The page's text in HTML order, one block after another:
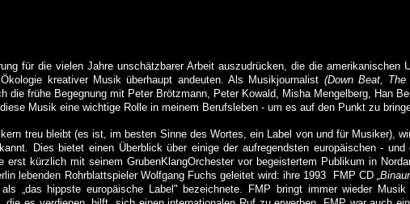
für die vielen Jahre unschätzbarer Arbeit auszudrücken, die die amerikanischen
kreativer Musik überhaupt andeuten. Als Musikjournalist (Down Beat, The
die frühe Begegnung mit Peter Brötzmann, Peter Kowald , Misha Mengelberg Han
Musik eine wichtige Rolle in meinem Berufsleben - um es auf den Punkt zu
treu bleibt (es ist, im besten Sinne des Wortes, ein Label von und für Musiker),
Dies bietet einen Überblick über einige der aufregendsten europäischen -
erst kürzlich mit seinem GrubenKlangOrchestervor begeistertem Publikum in
lebenden Rohrblattspieler Wolfgang Fuchs geleitet wird: ihre 1993 FMP CD „
„das hippste europäische Label" bezeichnete. FMP bringt immer wieder Musik